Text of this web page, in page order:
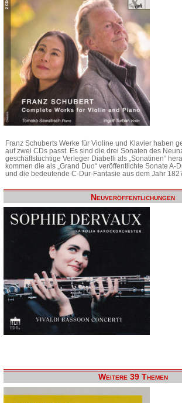
Franz Schuberts Werke für Violine und Klavier haben
auf zwei CDs passt. Es sind die drei Sonaten des
geschäftstüchtige Verleger Diabelli als „Sonatinen“
kommen die als „Grand Duo“ veröffentlichte Sonate A-
und die bedeutende C-Dur-Fantasie aus dem Jahr
Neuveröffentlichungen
Weitere 39 Themen